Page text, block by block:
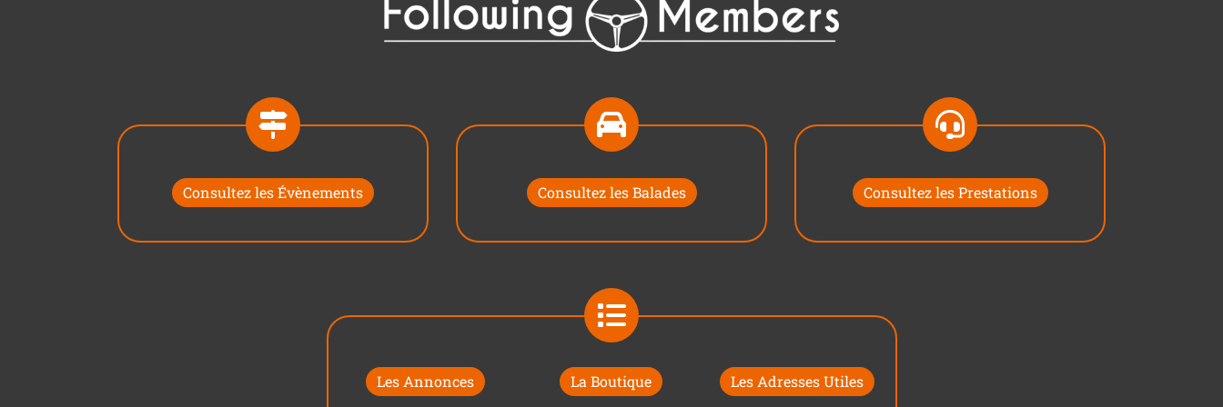
Consultez les Évènements Consultez les Balades Consultez les Prestations
Les Annonces La Boutique Les Adresses Utiles